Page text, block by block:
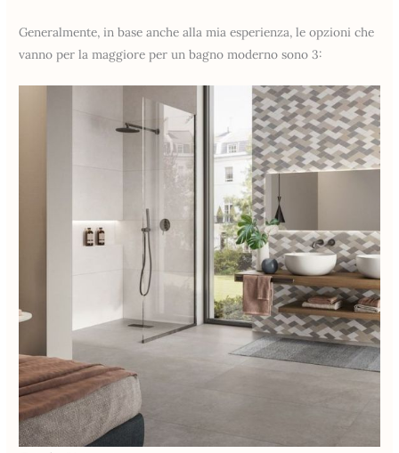
Generalmente, in base anche alla mia esperienza, le opzioni che
vanno per la maggiore per un bagno moderno sono 3: